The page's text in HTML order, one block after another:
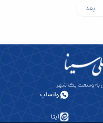
بعد
واتساپ
ایتا